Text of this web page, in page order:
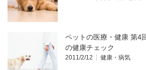
ペットの医療・健康 第4
の健康チェック
2011/2/12 健康・病気